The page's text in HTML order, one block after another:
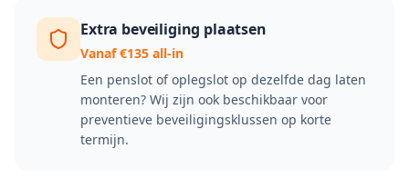
Extra beveiliging plaatsen
Vanaf €135 all-in
Een penslot of oplegslot op dezelfde dag laten
monteren? Wij zijn ook beschikbaar voor
preventieve beveiligingsklussen op korte
termijn.